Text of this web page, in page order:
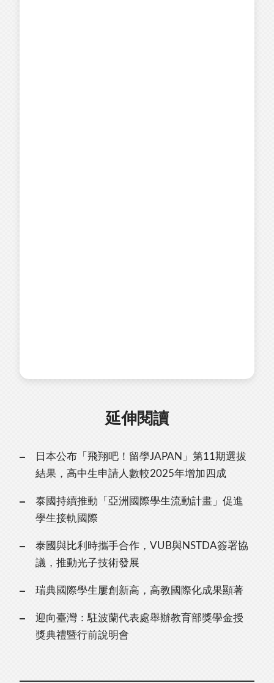
延伸閱讀
日本公布「飛翔吧！留學JAPAN」第11期選拔
結果，高中生申請人數較2025年增加四成
泰國持續推動「亞洲國際學生流動計畫」促進
學生接軌國際
泰國與比利時攜手合作，VUB與NSTDA簽署協
議，推動光子技術發展
瑞典國際學生屢創新高，高教國際化成果顯著
迎向臺灣：駐波蘭代表處舉辦教育部獎學金授
獎典禮暨行前說明會